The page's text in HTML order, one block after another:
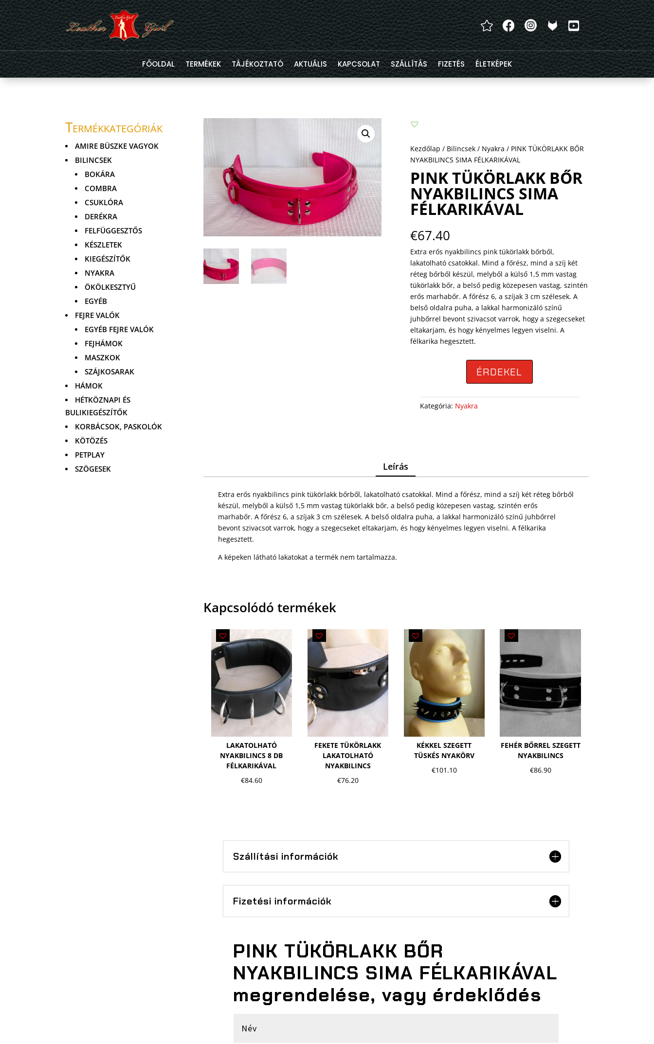
   
FŐOLDAL TERMÉKEK TÁJÉKOZTATÓ AKTUÁLIS KAPCSOLAT SZÁLLÍTÁS FIZETÉS ÉLETKÉPEK
Termékkategóriák
AMIRE BÜSZKE VAGYOK
BILINCSEK
BOKÁRA
COMBRA
CSUKLÓRA
DERÉKRA
FELFÜGGESZTŐS
KÉSZLETEK
KIEGÉSZÍTŐK
NYAKRA
ÖKÖLKESZTYŰ
EGYÉB
FEJRE VALÓK
EGYÉB FEJRE VALÓK
FEJHÁMOK
MASZKOK
SZÁJKOSARAK
HÁMOK
HÉTKÖZNAPI ÉS
BULIKIEGÉSZÍTŐK
KORBÁCSOK, PASKOLÓK
KÖTÖZÉS
PETPLAY
SZÖGESEK
Kezdőlap / Bilincsek / Nyakra / PINK TÜKÖRLAKK BŐR
NYAKBILINCS SIMA FÉLKARIKÁVAL
PINK TÜKÖRLAKK BŐR
NYAKBILINCS SIMA
FÉLKARIKÁVAL
€67.40
Extra erős nyakbilincs pink tükörlakk bőrből,
lakatolható csatokkal. Mind a főrész, mind a szíj két
réteg bőrből készül, melyből a külső 1,5 mm vastag
tükörlakk bőr, a belső pedig közepesen vastag, szintén
erős marhabőr. A főrész 6, a szíjak 3 cm szélesek. A
belső oldalra puha, a lakkal harmonizáló színű
juhbőrrel bevont szivacsot varrok, hogy a szegecseket
eltakarjam, és hogy kényelmes legyen viselni. A
félkarika hegesztett.
ÉRDEKEL
Kategória: Nyakra
Leírás
Extra erős nyakbilincs pink tükörlakk bőrből, lakatolható csatokkal. Mind a főrész, mind a szíj két réteg bőrből
készül, melyből a külső 1,5 mm vastag tükörlakk bőr, a belső pedig közepesen vastag, szintén erős
marhabőr. A főrész 6, a szíjak 3 cm szélesek. A belső oldalra puha, a lakkal harmonizáló színű juhbőrrel
bevont szivacsot varrok, hogy a szegecseket eltakarjam, és hogy kényelmes legyen viselni. A félkarika
hegesztett.
A képeken látható lakatokat a termék nem tartalmazza.
Kapcsolódó termékek
LAKATOLHATÓ
NYAKBILINCS 8 DB
FÉLKARIKÁVAL
€84.60
FEKETE TÜKÖRLAKK
LAKATOLHATÓ
NYAKBILINCS
€76.20
KÉKKEL SZEGETT
TÜSKÉS NYAKÖRV
€101.10
FEHÉR BŐRREL SZEGETT
NYAKBILINCS
€86.90
Szállítási információk
Fizetési információk
PINK TÜKÖRLAKK BŐR
NYAKBILINCS SIMA FÉLKARIKÁVAL
megrendelése, vagy érdeklődés